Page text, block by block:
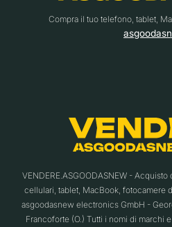
Compra il tuo telefono, tablet,
VENDERE.ASGOODASNEW -
cellulari, tablet, MacBook,
asgoodasnew electronics GmbH -
Francoforte (O.) Tutti i nomi di marchi